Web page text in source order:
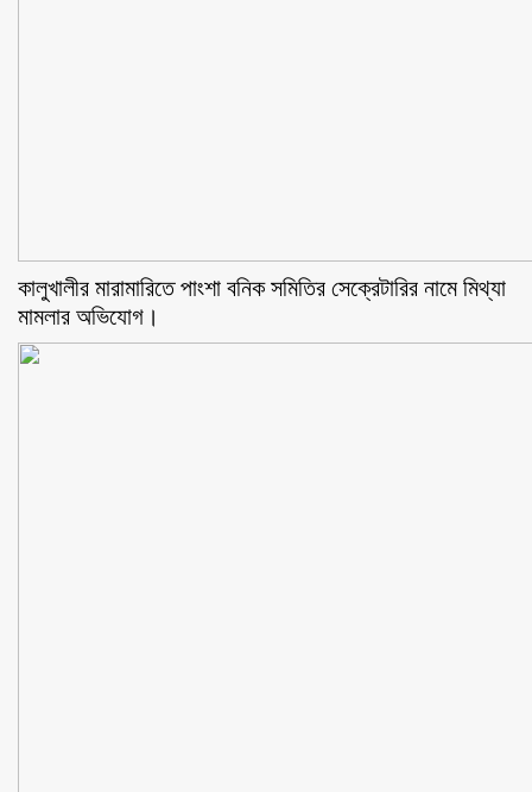
কালুখালীর মারামারিতে পাংশা বনিক সমিতির সেক্রেটারির নামে মিথ্যা
মামলার অভিযোগ।